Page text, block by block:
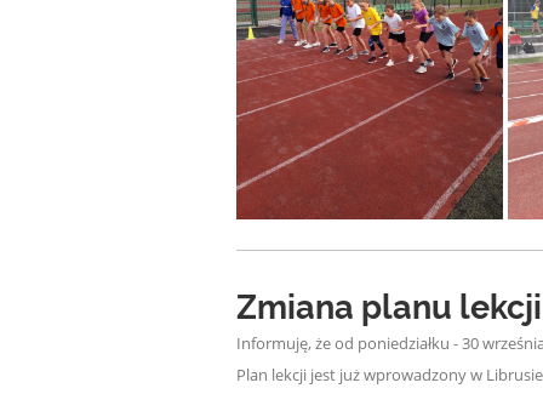
Zmiana planu lekcji
Informuję, że od poniedziałku - 30
Plan lekcji jest już wprowadzony w